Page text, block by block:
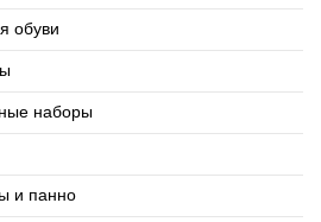
обуви
наборы
и панно